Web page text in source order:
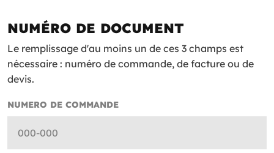
NUMÉRO DE DOCUMENT
Le remplissage d'au moins un de ces 3 champs est
nécessaire : numéro de commande, de facture ou de
devis.
NUMERO DE COMMANDE